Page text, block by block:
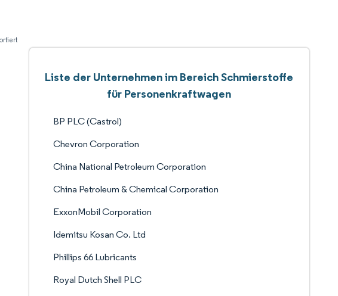
Liste der Unternehmen im Bereich Schmierstoffe
für Personenkraftwagen
BP PLC (Castrol)
Chevron Corporation
China National Petroleum Corporation
China Petroleum & Chemical Corporation
ExxonMobil Corporation
Idemitsu Kosan Co. Ltd
Phillips 66 Lubricants
Royal Dutch Shell PLC